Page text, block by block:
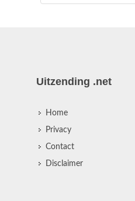
Uitzending .net
Home
Privacy
Contact
Disclaimer